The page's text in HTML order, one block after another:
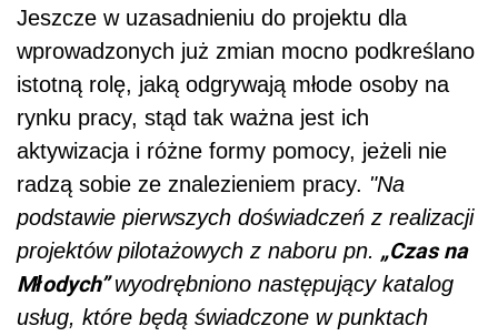
Jeszcze w uzasadnieniu do projektu dla
wprowadzonych już zmian mocno podkreślano
istotną rolę, jaką odgrywają młode osoby na
rynku pracy, stąd tak ważna jest ich
aktywizacja i różne formy pomocy, jeżeli nie
radzą sobie ze znalezieniem pracy. "Na
podstawie pierwszych doświadczeń z realizacji
projektów pilotażowych z naboru pn. „Czas na
Młodych”wyodrębniono następujący katalog
usług, które będą świadczone w punktach